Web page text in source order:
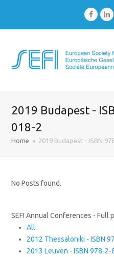
2019 Budapest -
018-2
Home » 2019 Budapest - ISBN
No Posts found.
SEFI Annual Conferences - Full
All
2012 Thessaloniki - ISBN
2013 Leuven - ISBN 978-